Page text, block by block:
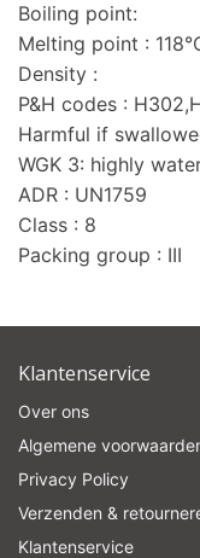
Boiling point:
Melting point :
Density :
P&H codes :
Harmful if
WGK 3: highly
ADR : UN1759
Class : 8
Packing group : III
Klantenservice
Over ons
Algemene
Privacy Policy
Verzenden &
Klantenservice